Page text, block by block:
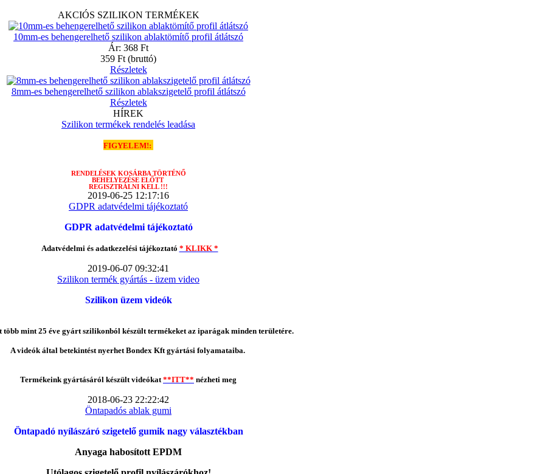
AKCIÓS SZILIKON TERMÉKEK
10mm-es behengerelhető szilikon ablaktömítő profil átlátszó
Ár: 368 Ft
359 Ft (bruttó)
Részletek
8mm-es behengerelhető szilikon ablakszigetelő profil átlátszó
Részletek
HÍREK
Szilikon termékek rendelés leadása
FIGYELEM!:
RENDELÉSEK KOSÁRBA TÖRTÉNŐ
BEHELYEZÉSE ELŐTT
REGISZTRÁLNI KELL !!!
2019-06-25 12:17:16
GDPR adatvédelmi tájékoztató
GDPR adatvédelmi tájékoztató
Adatvédelmi és adatkezelési tájékoztató * KLIKK *
2019-06-07 09:32:41
Szilikon termék gyártás - üzem video
Szilikon üzem videók
több mint 25 éve gyárt szilikonból készült termékeket az iparágak minden területére.
A videók által betekintést nyerhet Bondex Kft gyártási folyamataiba.
Termékeink gyártásáról készült videókat**ITT** nézheti meg
2018-06-23 22:22:42
Öntapadós ablak gumi
Öntapadó nyílászáró szigetelő gumik nagy választékban
Anyaga habosított EPDM